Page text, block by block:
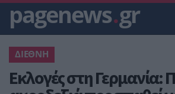
pagenews.gr
ΔΙΕΘΝΗ
Εκλογές στη Γερμανία: